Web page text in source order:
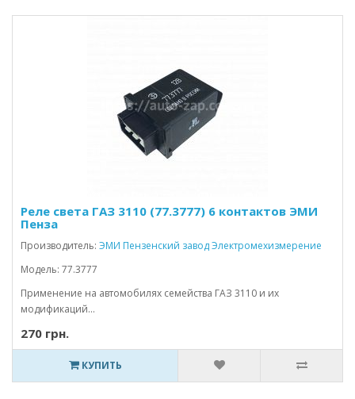
Реле света ГАЗ 3110 (77.3777) 6 контактов ЭМИ
Пенза
Производитель: ЭМИ Пензенский завод Электромехизмерение
Модель: 77.3777
Применение на автомобилях семейства ГАЗ 3110 и их
модификаций...
270 грн.
КУПИТЬ